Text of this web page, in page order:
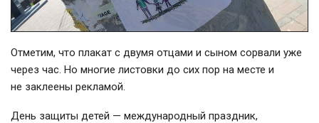
Отметим, что плакат с двумя отцами и сыном сорвали уже
через час. Но многие листовки до сих пор на месте и
не заклеены рекламой.
День защиты детей — международный праздник,